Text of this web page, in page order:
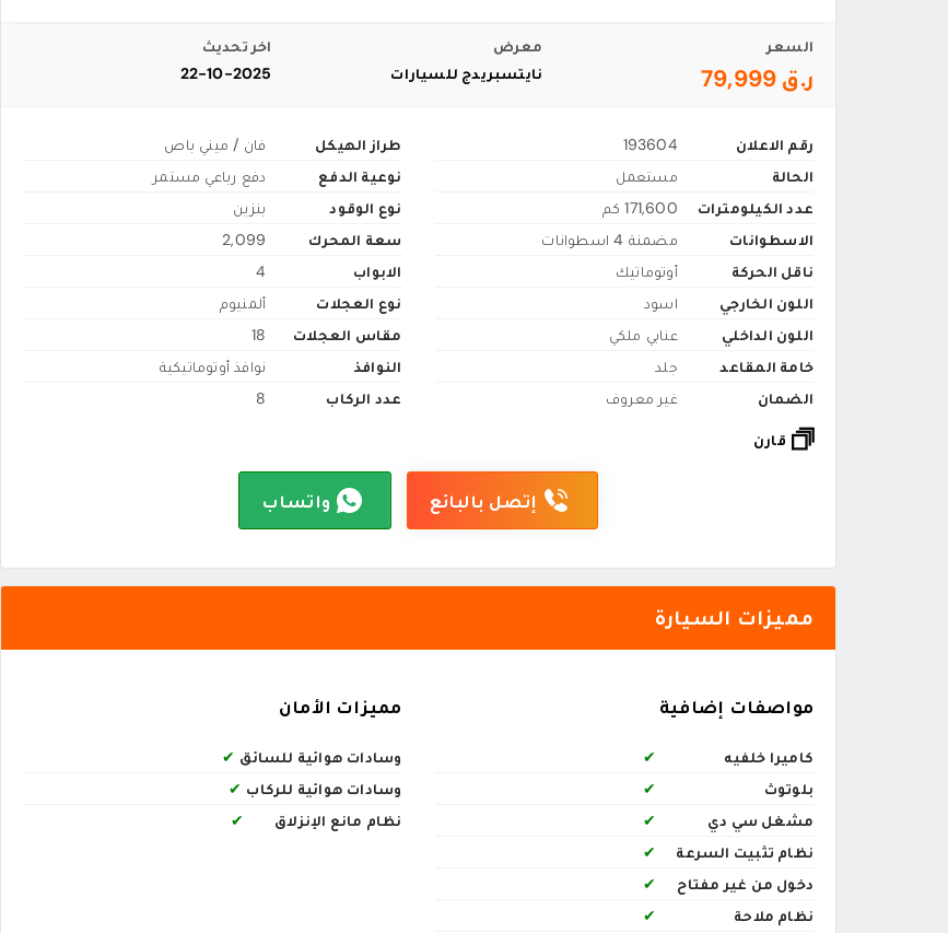
السعر
ر.ق 79,999
معرض
نايتسبريدج للسيارات
اخر تحديث
22-10-2025
رقم الاعلان
193604
الحالة
مستعمل
عدد الكيلومترات
171,600 كم
الاسطوانات
مضمنة 4 اسطوانات
ناقل الحركة
أوتوماتيك
اللون الخارجي
اسود
اللون الداخلي
عنابي ملكي
خامة المقاعد
جلد
الضمان
غير معروف
طراز الهيكل
فان / ميني باص
نوعية الدفع
دفع رباعي مستمر
نوع الوقود
بنزين
سعة المحرك
2,099
الابواب
4
نوع العجلات
ألمنيوم
مقاس العجلات
18
النوافذ
نوافذ أوتوماتيكية
عدد الركاب
8
قارن
إتصل بالبائع واتساب
مميزات السيارة
مواصفات إضافية
كاميرا خلفيه
✔
بلوتوث
✔
مشغل سي دي
✔
نظام تثبيت السرعة
✔
دخول من غير مفتاح
✔
نظام ملاحة
✔
مميزات الأمان
وسادات هوائية للسائق ✔
وسادات هوائية للركاب ✔
نظام مانع الإنزلاق
✔